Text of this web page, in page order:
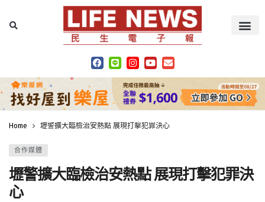
Home 壢警擴大臨檢治安熱點 展現打擊犯罪決心
合作媒體
壢警擴大臨檢治安熱點 展現打擊犯罪決
心